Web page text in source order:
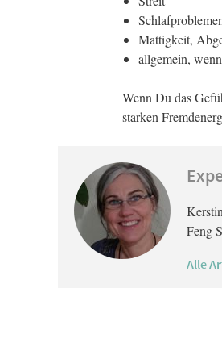
Mattigkeit,
allgemein,
Wenn Du das
starken
Feng
Alle